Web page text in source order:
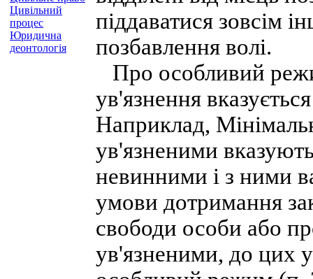
Цивільний
процес
Юридична
деонтологія
піддаватися зовсім
позбавлення волі.
Про особливий
ув'язнення
Наприклад,
ув'язненими
невинними і з ними
умови дотримання
свободи особи або
ув'язненими, до цих